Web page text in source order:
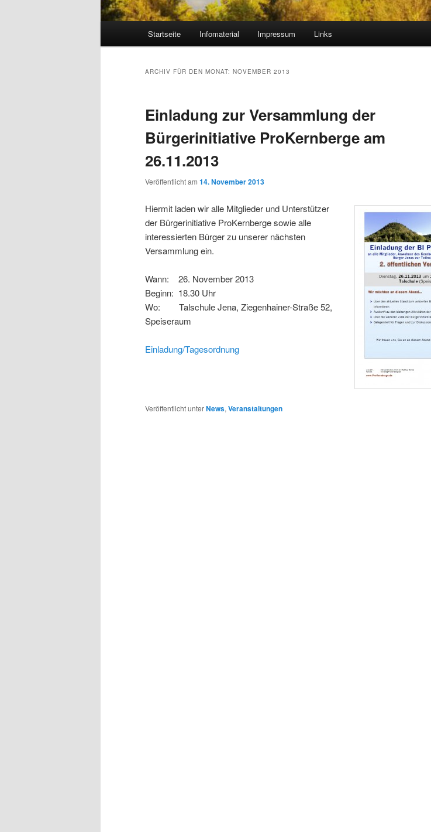
Startseite Infomaterial Impressum Links
ARCHIV FÜR DEN MONAT: NOVEMBER 2013
Einladung zur Versammlung der
Bürgerinitiative ProKernberge am
26.11.2013
Veröffentlicht am 14. November 2013
Hiermit laden wir alle Mitglieder und Unterstützer
der Bürgerinitiative ProKernberge sowie alle
interessierten Bürger zu unserer nächsten
Versammlung ein.
Wann: 26. November 2013
Beginn: 18.30 Uhr
Wo: Talschule Jena, Ziegenhainer-Straße 52,
Speiseraum
Einladung/Tagesordnung
Veröffentlicht unterNews, Veranstaltungen